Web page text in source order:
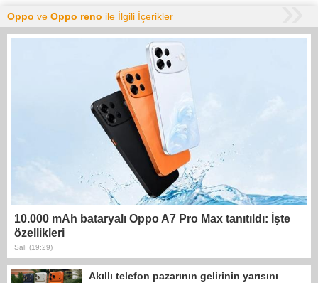
Oppo ve Oppo reno ile İlgili İçerikler
10.000 mAh bataryalı Oppo A7 Pro Max tanıtıldı: İşte
özellikleri
Salı (19:29)
Akıllı telefon pazarının gelirinin yarısını